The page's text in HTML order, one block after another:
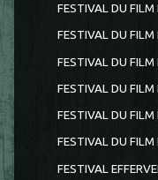
FESTIVAL DU FILM
FESTIVAL DU FILM
FESTIVAL DU FILM
FESTIVAL DU FILM
FESTIVAL DU
FESTIVAL DU
FESTIVAL